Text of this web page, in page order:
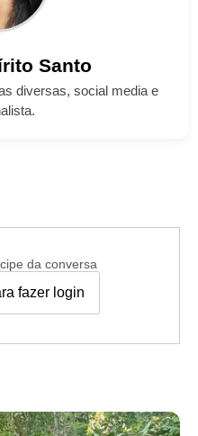
Santo
diversas, social media e
da conversa
fazer login